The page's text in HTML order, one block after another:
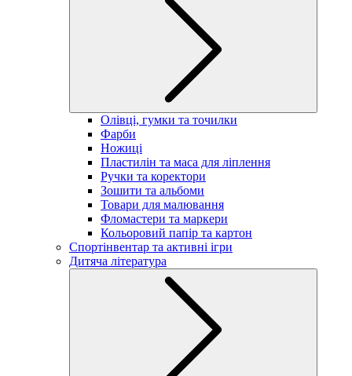
Олівці, гумки та точилки
Фарби
Ножиці
Пластилін та маса для ліплення
Ручки та коректори
Зошити та альбоми
Товари для малювання
Фломастери та маркери
Кольоровий папір та картон
Спортінвентар та активні ігри
Дитяча література